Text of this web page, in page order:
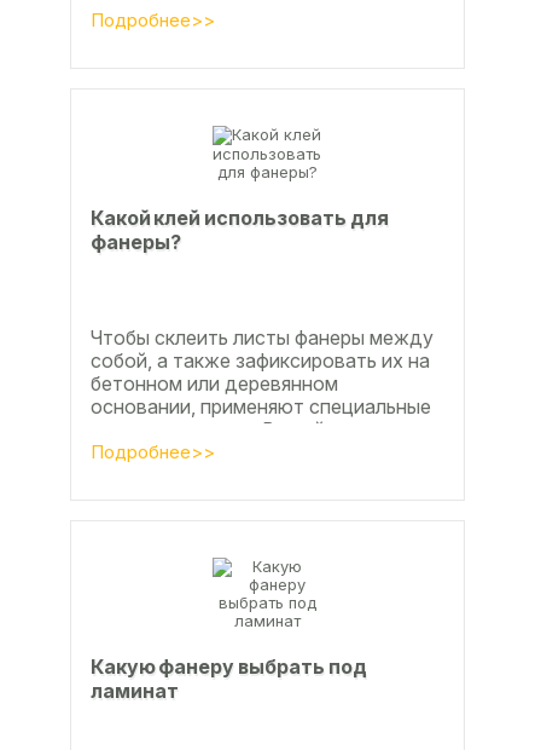
Подробнее>>
Какой клей использовать для
фанеры?
Чтобы склеить листы фанеры между
собой, а также зафиксировать их на
бетонном или деревянном
основании, применяют специальные
клеевые составы. В этой статье
расскажем, какой клей...
Подробнее>>
Какую фанеру выбрать под
ламинат